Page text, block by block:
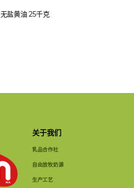
无盐黄油 25千克
无盐黄油 25千克
关于我们
乳品合作社
自由放牧奶源
生产工艺